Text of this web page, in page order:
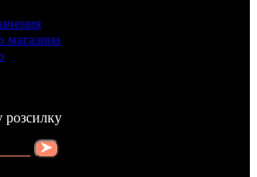
магазина
розсилку